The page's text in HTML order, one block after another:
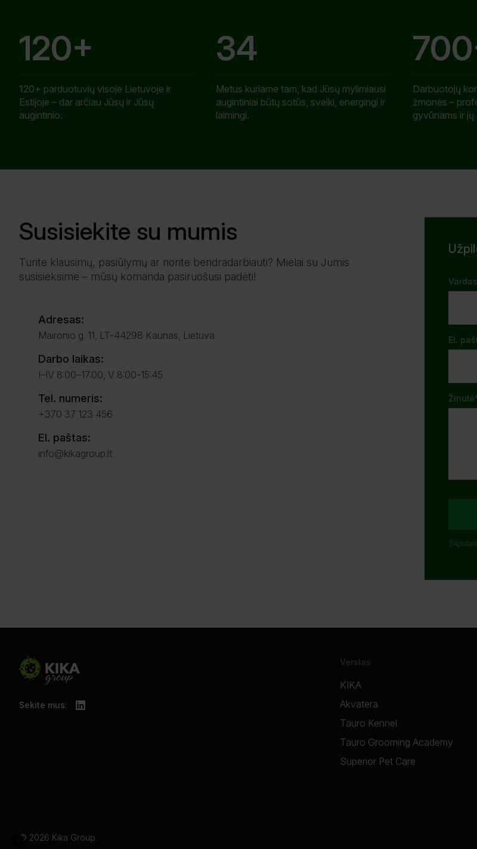
120+
120+ parduotuvių visoje Lietuvoje ir
Estijoje – dar arčiau Jūsų ir Jūsų
augintinio.
34
Metus kuriame tam, kad Jūsų mylimiausi
augintiniai būtų sotūs, sveiki, energingi ir
laimingi.
Darbuotojų
žmonės –
gyvūnams ir jų
Susisiekite su mumis
Turite klausimų, pasiūlymų ar norite bendradarbiauti? Mielai su Jumis
susisieksime – mūsų komanda pasiruošusi padėti!
Adresas:
Maironio g. 11, LT-44298 Kaunas, Lietuva
Darbo laikas:
I–IV 8:00–17:00, V 8:00-15:45
Tel. numeris:
+370 37 123 456
El. paštas:
info@kikagroup.lt
El.
Sekite mus:
Verslas
KIKA
Akvatera
Tauro Kennel
Tauro Grooming Academy
Superior Pet Care
© 2026 Kika Group.